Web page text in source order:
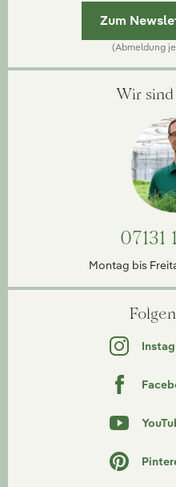
Zum
(Abmeldung
Wir
07131
Montag bis